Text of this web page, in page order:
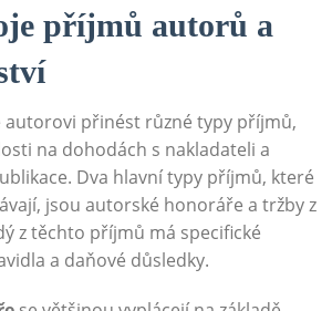
příjmů autorů a
autorovi přinést různé typy příjmů,
na dohodách s nakladateli a
Dva hlavní typy příjmů, které
jsou autorské honoráře a tržby z
z těchto příjmů má specifické
a daňové důsledky.